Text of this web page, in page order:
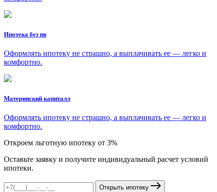
Ипотека без пв
Оформлять ипотеку не страшно, а выплачивать ее — легко и
комфортно.
Материнский капиталл
Оформлять ипотеку не страшно, а выплачивать ее — легко и
комфортно.
Откроем льготную ипотеку от 3%
Оставьте заявку и получите индивидуальный расчет условий
ипотеки.
Открыть ипотеку